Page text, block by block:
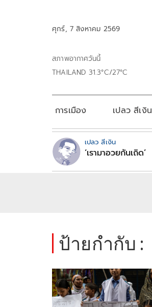
ศุกร์, 7 สิงหาคม 2569
สภาพอากาศวันนี้
THAILAND 31.3°C/27°C
การเมือง เปลว สีเงิน
เปลว สีเงิน
‘เรามาอวยกันเถิด’
ป้ายกำกับ :